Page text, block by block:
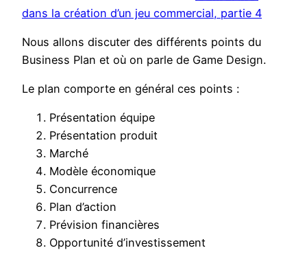
dans la création d’un jeu commercial, partie 4
Nous allons discuter des différents points du
Business Plan et où on parle de Game Design.
Le plan comporte en général ces points :
Présentation équipe
Présentation produit
Marché
Modèle économique
Concurrence
Plan d’action
Prévision financières
Opportunité d’investissement